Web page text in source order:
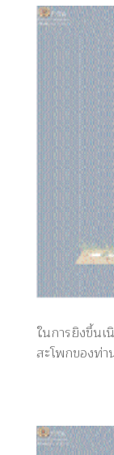
ในการยิงขึ้น
สะโพกของท่